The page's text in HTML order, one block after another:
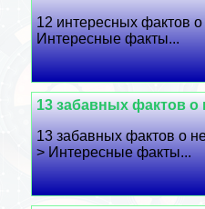
12 интересных фактов
Интересные факты...
13 забавных фактов о
13 забавных фактов о
> Интересные факты...